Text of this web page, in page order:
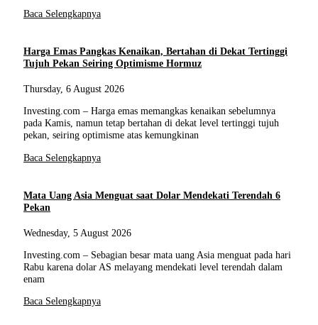
Baca Selengkapnya
Harga Emas Pangkas Kenaikan, Bertahan di Dekat Tertinggi
Tujuh Pekan Seiring Optimisme Hormuz
Thursday, 6 August 2026
Investing.com – Harga emas memangkas kenaikan sebelumnya
pada Kamis, namun tetap bertahan di dekat level tertinggi tujuh
pekan, seiring optimisme atas kemungkinan
Baca Selengkapnya
Mata Uang Asia Menguat saat Dolar Mendekati Terendah 6
Pekan
Wednesday, 5 August 2026
Investing.com – Sebagian besar mata uang Asia menguat pada hari
Rabu karena dolar AS melayang mendekati level terendah dalam
enam
Baca Selengkapnya